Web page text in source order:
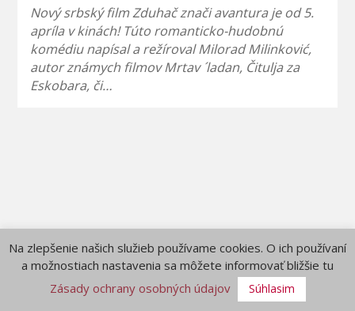
Nový srbský film Zduhač znači avantura je od 5.
apríla v kinách! Túto romanticko-hudobnú
komédiu napísal a režíroval Milorad Milinković,
autor známych filmov Mrtav ´ladan, Čitulja za
Eskobara, či…
Na zlepšenie našich služieb používame cookies. O ich používaní
a možnostiach nastavenia sa môžete informovať bližšie tu
Zásady ochrany osobných údajov
Súhlasim